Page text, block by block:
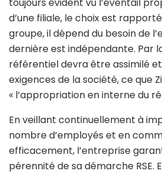
toujours évident vu l’éventail
d’une filiale, le choix est
groupe, il dépend du besoin de
dernière est indépendante. Par
référentiel devra être assimilé
exigences de la société, ce que
« l’appropriation en interne du
En veillant continuellement à
nombre d’employés et en
efficacement, l’entreprise
pérennité de sa démarche RSE.